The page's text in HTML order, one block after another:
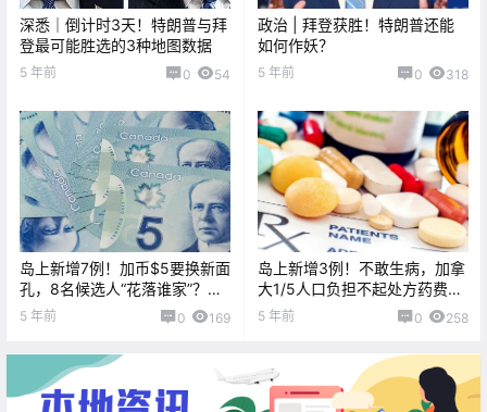
深悉｜倒计时3天！特朗普与拜
登最可能胜选的3种地图数据
5 年前 0 54
政治 | 拜登获胜！特朗普还能
如何作妖？
5 年前 0 318
岛上新增7例！加币$5要换新面
孔，8名候选人“花落谁家”？疫
情导致近6个月犯罪率下降...
5 年前 0 169
岛上新增3例！不敢生病，加拿
大1/5人口负担不起处方药费
用！！维多利亚又有性侵案...
5 年前 0 258